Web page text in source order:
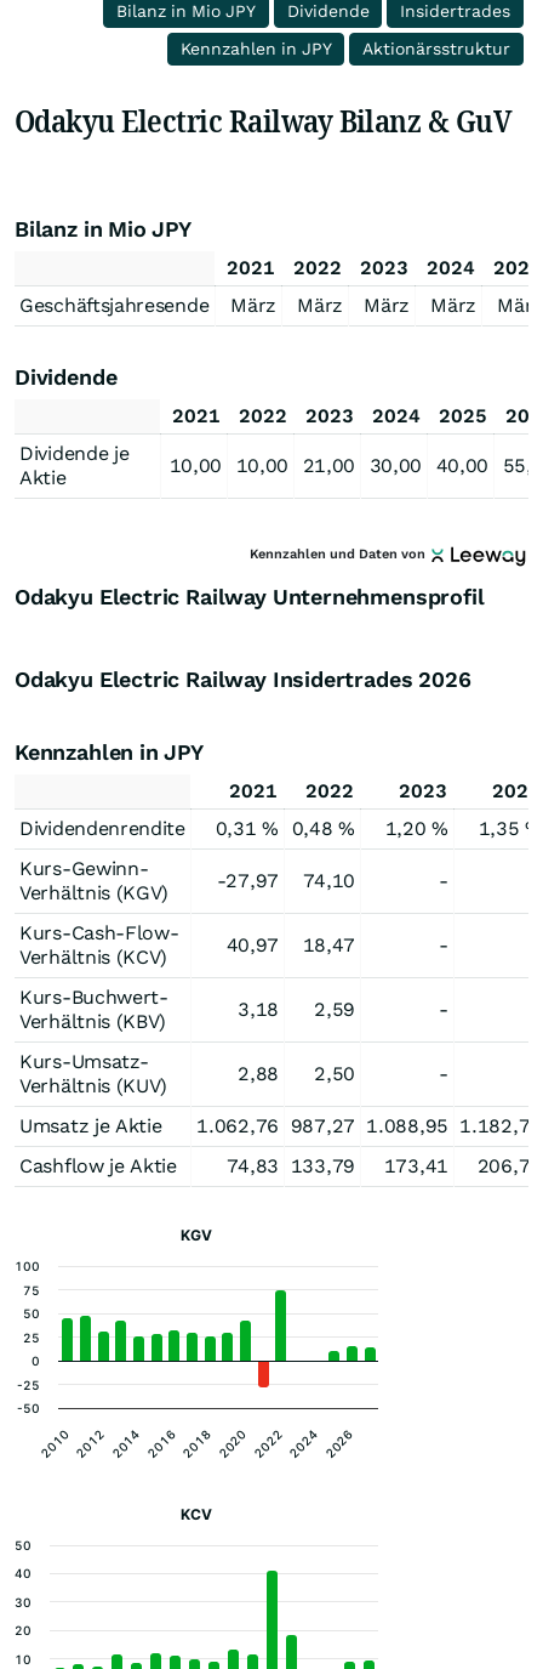
Bilanz in Mio JPY Dividende
Insidertrades
Kennzahlen in JPY
Aktionärsstruktur
Odakyu Electric Railway Bilanz & GuV
Bilanz in Mio JPY
2021 2022 2023 2024
2025
Geschäftsjahresende
März März März März März
Dividende
2021 2022 2023 2024 2025
Dividende je
Aktie
10,00 10,00 21,00 30,00 40,00
Kennzahlen und Daten von
Odakyu Electric Railway Unternehmensprofil
Odakyu Electric Railway Insidertrades 2026
Kennzahlen in JPY
2021 2022 2023
2024
Dividendenrendite
0,31 % 0,48 % 1,20 %
1,35 %
Kurs-Gewinn-
Verhältnis (KGV)
-27,97 74,10 -
Kurs-Cash-Flow-
Verhältnis (KCV)
40,97 18,47 -
Kurs-Buchwert-
Verhältnis (KBV)
3,18 2,59 -
Kurs-Umsatz-
Verhältnis (KUV)
2,88 2,50 -
Umsatz je Aktie 1.062,76 987,27 1.088,95 1.182,74
Cashflow je Aktie
74,83 133,79 173,41 206,70
KGV
2010 2012 2014 2016 2018 2020 2022 2024 2026
-50
-25
0
25
50
75
100
KCV
10
20
30
40
50